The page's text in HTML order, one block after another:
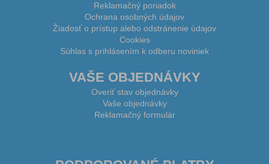
Reklamačný poriadok
Ochrana osobných údajov
Žiadosť o prístup alebo odstránenie údajov
Cookies
Súhlas s prihlásením k odberu noviniek
VAŠE OBJEDNÁVKY
Overiť stav objednávky
Vaše objednávky
Reklamačný formulár